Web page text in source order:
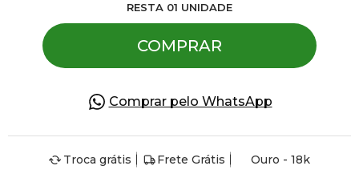
RESTA 01 UNIDADE
COMPRAR
Comprar pelo WhatsApp
Troca grátis Frete Grátis Ouro - 18k
Pedras Preciosas
Presente
OFERTAS